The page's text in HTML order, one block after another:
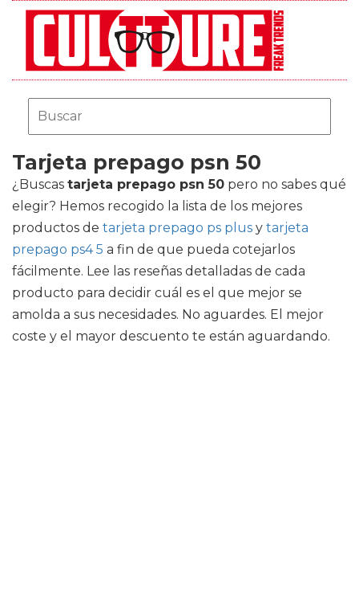
Tarjeta prepago psn 50
¿Buscas tarjeta prepago psn 50 pero no sabes qué
elegir? Hemos recogido la lista de los mejores
productos de tarjeta prepago ps plus y tarjeta
prepago ps4 5 a fin de que pueda cotejarlos
fácilmente. Lee las reseñas detalladas de cada
producto para decidir cuál es el que mejor se
amolda a sus necesidades. No aguardes. El mejor
coste y el mayor descuento te están aguardando.